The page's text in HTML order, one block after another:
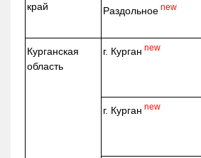
край
Раздольное new
Курганская
область
г. Курган new
г. Курган new